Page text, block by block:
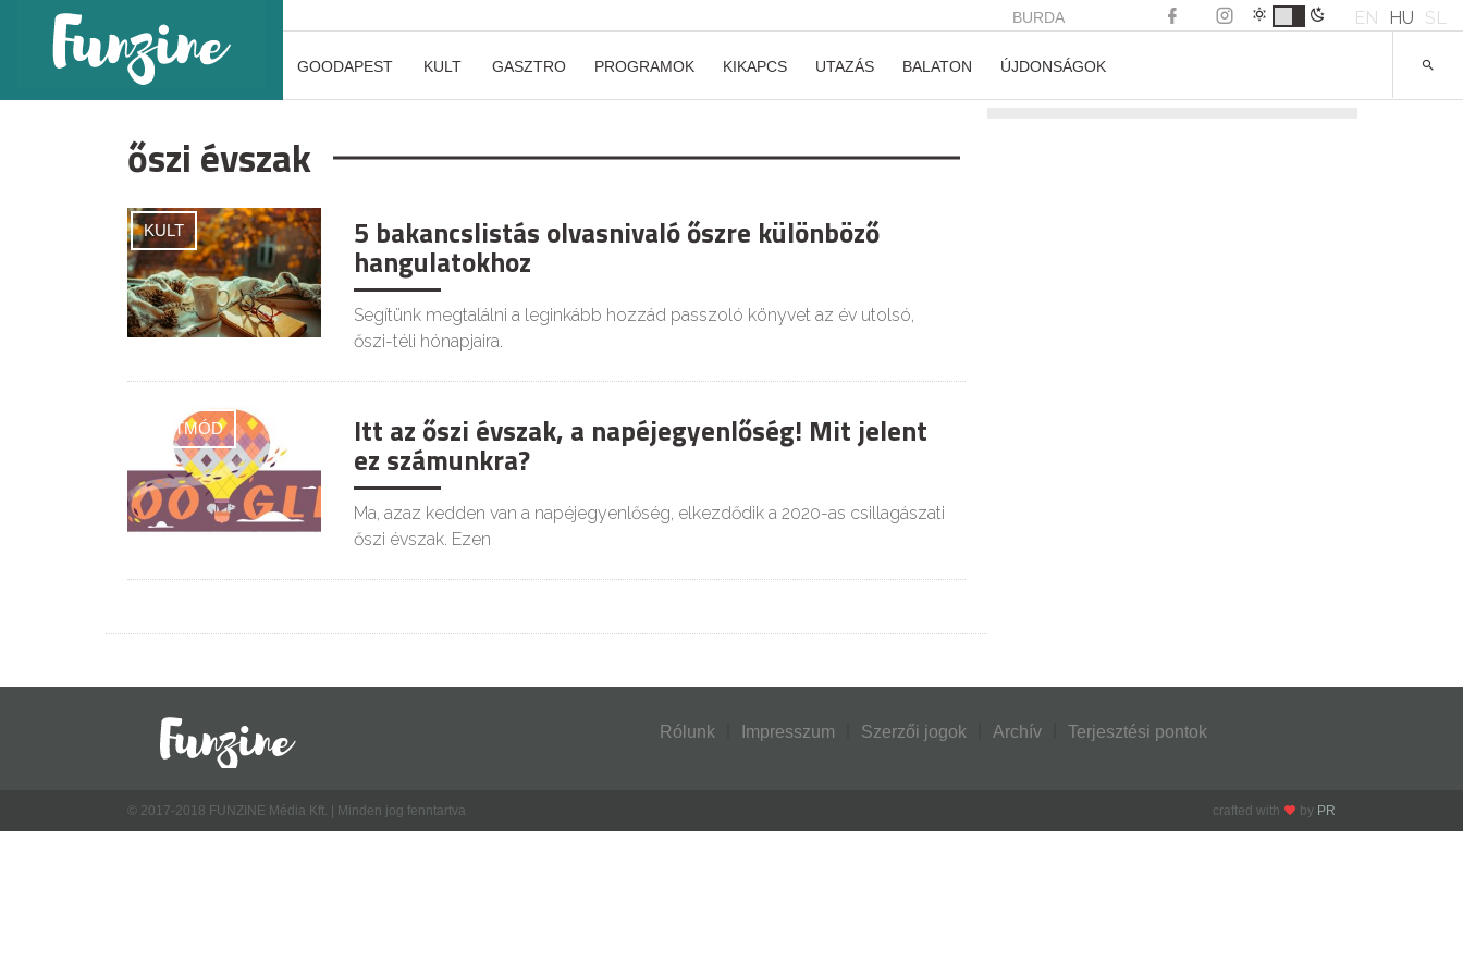
BURDA EN HU SL
GOODAPEST KULT GASZTRO PROGRAMOK KIKAPCS UTAZÁS BALATON ÚJDONSÁGOK
őszi évszak
KULT 5 bakancslistás olvasnivaló őszre különböző
hangulatokhoz
Segítünk megtalálni a leginkább hozzád passzoló könyvet az év utolsó,
őszi-téli hónapjaira.
ÉLETMÓD Itt az őszi évszak, a napéjegyenlőség! Mit jelent
ez számunkra?
Ma, azaz kedden van a napéjegyenlőség, elkezdődik a 2020-as csillagászati
őszi évszak. Ezen
Rólunk Impresszum Szerzői jogok Archív Terjesztési pontok
© 2017-2018 FUNZINE Média Kft. | Minden jog fenntartva crafted with by PR